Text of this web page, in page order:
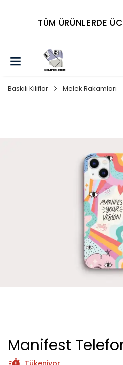
Tüm
Baskılı Kılıflar Melek Rakamları
Manifest Telefon
Tükeniyor